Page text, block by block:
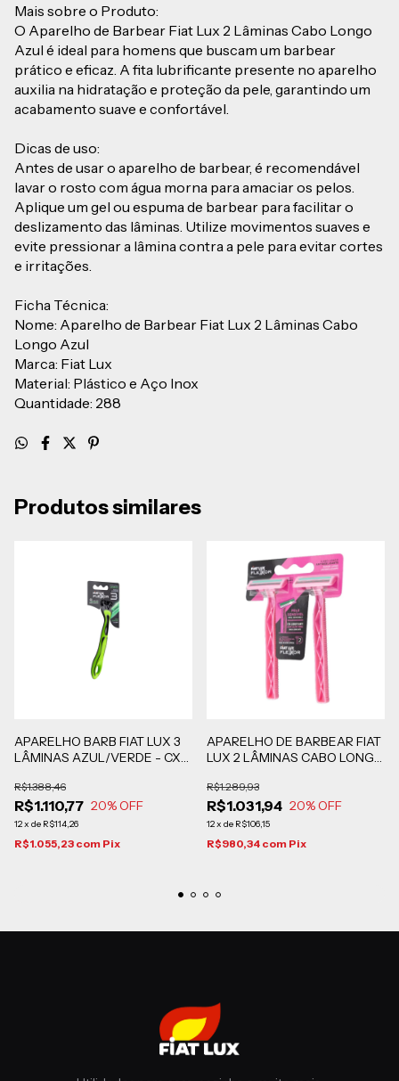
Mais sobre o Produto:
O Aparelho de Barbear Fiat Lux 2 Lâminas Cabo Longo
Azul é ideal para homens que buscam um barbear
prático e eficaz. A fita lubrificante presente no aparelho
auxilia na hidratação e proteção da pele, garantindo um
acabamento suave e confortável.
Dicas de uso:
Antes de usar o aparelho de barbear, é recomendável
lavar o rosto com água morna para amaciar os pelos.
Aplique um gel ou espuma de barbear para facilitar o
deslizamento das lâminas. Utilize movimentos suaves e
evite pressionar a lâmina contra a pele para evitar cortes
e irritações.
Ficha Técnica:
Nome: Aparelho de Barbear Fiat Lux 2 Lâminas Cabo
Longo Azul
Marca: Fiat Lux
Material: Plástico e Aço Inox
Quantidade: 288
Produtos similares
APARELHO BARB FIAT LUX 3
LÂMINAS AZUL/VERDE - CX
R$1.110,77
R$1.388,46
20% OFF
12x de R$114,26
R$1.055,23 com Pix
APARELHO DE BARBEAR FIAT
LUX 2 LÂMINAS CABO LONGO
BLISTERS DE 2 UNIDADES
R$1.031,94
R$1.289,93
20% OFF
12x de R$106,15
R$980,34 com Pix